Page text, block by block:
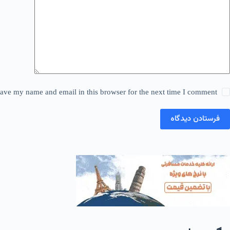
my name and email in this browser for the next time I comment.
فرستادن دیدگاه